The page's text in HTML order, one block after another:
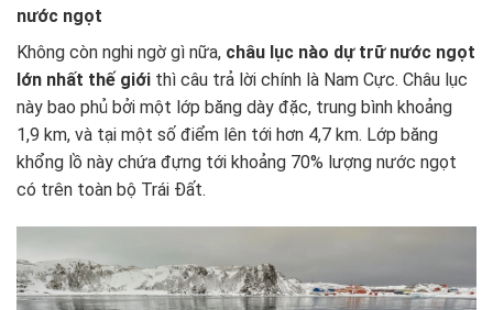
nước ngọt
Không còn nghi ngờ gì nữa, châu lục nào dự trữ nước ngọt
lớn nhất thế giới thì câu trả lời chính là Nam Cực. Châu lục
này bao phủ bởi một lớp băng dày đặc, trung bình khoảng
1,9 km, và tại một số điểm lên tới hơn 4,7 km. Lớp băng
khổng lồ này chứa đựng tới khoảng 70% lượng nước ngọt
có trên toàn bộ Trái Đất.